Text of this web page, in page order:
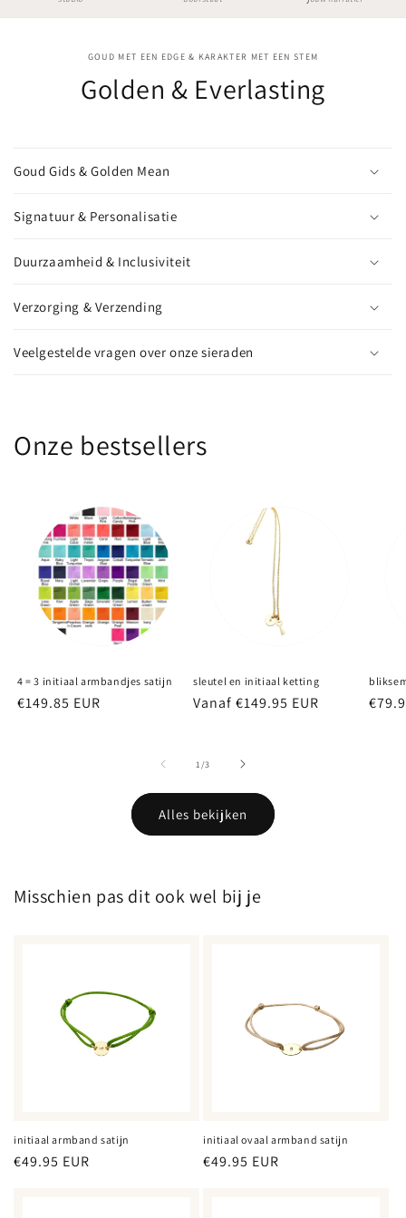
GOUD MET EEN EDGE & KARAKTER MET EEN STEM
Golden & Everlasting
Goud Gids & Golden Mean
Signatuur & Personalisatie
Duurzaamheid & Inclusiviteit
Verzorging & Verzending
Veelgestelde vragen over onze sieraden
Onze bestsellers
4 = 3 initiaal armbandjes satijn
Normale
€149.85 EUR
sleutel en initiaal ketting
Normale
Vanaf €149.95 EUR
1/van
3
Alles bekijken
Misschien pas dit ook wel bij je
initiaal armband satijn
Normale
€49.95 EUR
initiaal ovaal armband satijn
Normale
€49.95 EUR